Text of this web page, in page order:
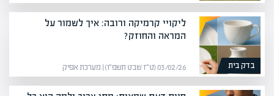
בדק בית
ליקויי קרמיקה ורובה: איך לשמור על
המראה והחוזק?
03/02/26 (ט״ז שבט תשפ״ו) | מערכת אפיק